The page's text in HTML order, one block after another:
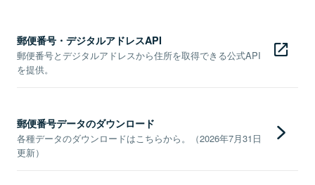
郵便番号・デジタルアドレスAPI
郵便番号とデジタルアドレスから住所を取得できる公式API
を提供。
郵便番号データのダウンロード
各種データのダウンロードはこちらから。（2026年7月31日
更新）